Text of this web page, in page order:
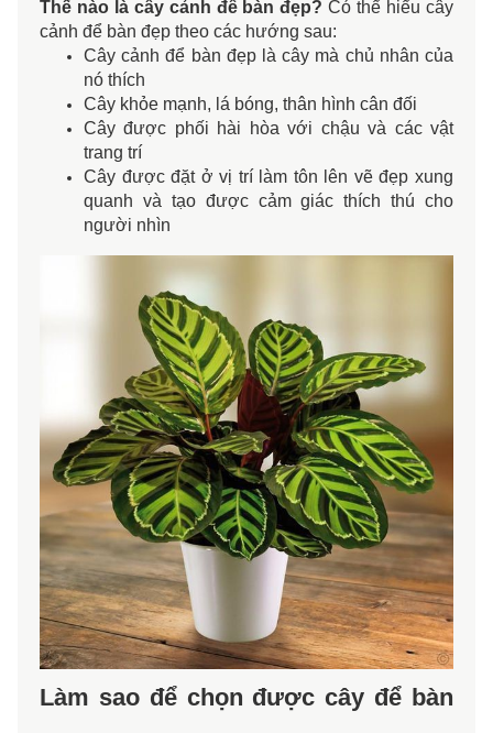
Thế nào là cây cảnh để bàn đẹp? Có thể hiểu cây
cảnh để bàn đẹp theo các hướng sau:
Cây cảnh để bàn đẹp là cây mà chủ nhân của
nó thích
Cây khỏe mạnh, lá bóng, thân hình cân đối
Cây được phối hài hòa với chậu và các vật
trang trí
Cây được đặt ở vị trí làm tôn lên vẽ đẹp xung
quanh và tạo được cảm giác thích thú cho
người nhìn
Làm sao để chọn được cây để bàn